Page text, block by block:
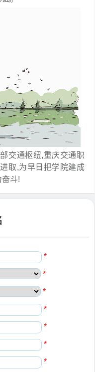
交通枢纽,重庆交通职
取,为早日把学院建成
斗!
*
*
*
*
*
*
*